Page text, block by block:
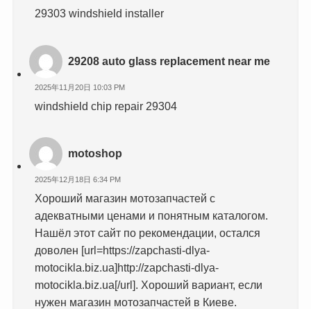
29303 windshield installer
29208 auto glass replacement near me
2025年11月20日 10:03 PM
windshield chip repair 29304
motoshop
2025年12月18日 6:34 PM
Хороший магазин мотозапчастей с
адекватными ценами и понятным каталогом.
Нашёл этот сайт по рекомендации, остался
доволен [url=https://zapchasti-dlya-
motocikla.biz.ua]http://zapchasti-dlya-
motocikla.biz.ua[/url]. Хороший вариант, если
нужен магазин мотозапчастей в Киеве.